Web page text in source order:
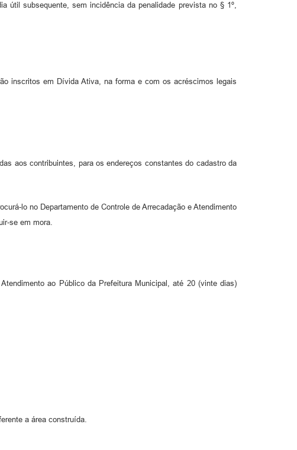
útil subsequente, sem incidência da penalidade prevista no § 1º,
inscritos em Dívida Ativa, na forma e com os acréscimos legais
aos contribuintes, para os endereços constantes do cadastro da
lo no Departamento de Controle de Arrecadação e Atendimento
se em mora.
ao Público da Prefeitura Municipal, até 20 (vinte dias)
a área construída.